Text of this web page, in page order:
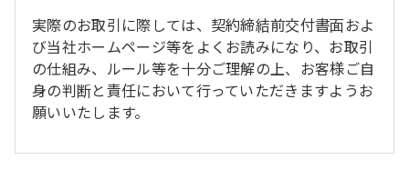
実際のお取引に際しては、契約締結前交付書面およ
び当社ホームページ等をよくお読みになり、お取引
の仕組み、ルール等を十分ご理解の上、お客様ご自
身の判断と責任において行っていただきますようお
願いいたします。